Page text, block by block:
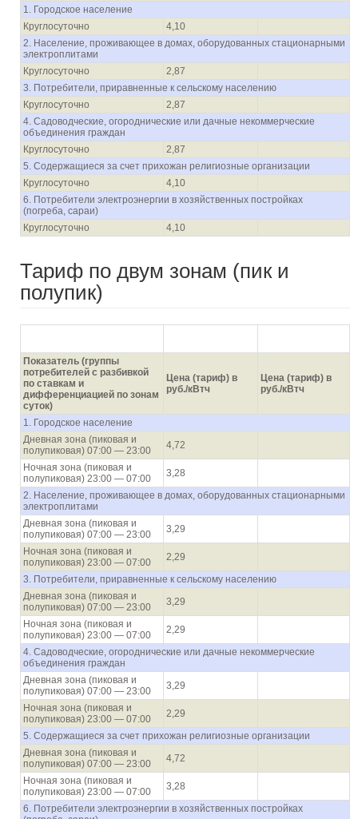
1. Городское население
Круглосуточно
4,10
2. Население, проживающее в домах, оборудованных стационарными
электроплитами
Круглосуточно
2,87
3. Потребители, приравненные к сельскому населению
Круглосуточно
2,87
4. Садоводческие, огороднические или дачные некоммерческие
объединения граждан
Круглосуточно
2,87
5. Содержащиеся за счет прихожан религиозные организации
Круглосуточно
4,10
6. Потребители электроэнергии в хозяйственных постройках
(погреба, сараи)
Круглосуточно
4,10
Тариф по двум зонам (пик и
полупик)
Показатель (группы
потребителей с разбивкой
по ставкам и
дифференциацией по зонам
суток)
Цена (тариф) в
руб./кВтч
Цена (тариф) в
руб./кВтч
1. Городское население
Дневная зона (пиковая и
полупиковая) 07:00 — 23:00
4,72
Ночная зона (пиковая и
полупиковая) 23:00 — 07:00
3,28
2. Население, проживающее в домах, оборудованных стационарными
электроплитами
Дневная зона (пиковая и
полупиковая) 07:00 — 23:00
3,29
Ночная зона (пиковая и
полупиковая) 23:00 — 07:00
2,29
3. Потребители, приравненные к сельскому населению
Дневная зона (пиковая и
полупиковая) 07:00 — 23:00
3,29
Ночная зона (пиковая и
полупиковая) 23:00 — 07:00
2,29
4. Садоводческие, огороднические или дачные некоммерческие
объединения граждан
Дневная зона (пиковая и
полупиковая) 07:00 — 23:00
3,29
Ночная зона (пиковая и
полупиковая) 23:00 — 07:00
2,29
5. Содержащиеся за счет прихожан религиозные организации
Дневная зона (пиковая и
полупиковая) 07:00 — 23:00
4,72
Ночная зона (пиковая и
полупиковая) 23:00 — 07:00
3,28
6. Потребители электроэнергии в хозяйственных постройках